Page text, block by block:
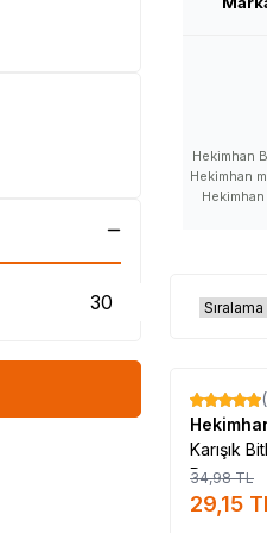
Hekimhan
Hekimhan
Hekimhan
Hekimhan
ürünü
Hekimhan
%17
Karışık
Poşet
34,98TL
29,15